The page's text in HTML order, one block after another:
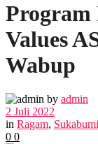
POLITIK
OPINI
Program
Values
Wabup
by admin
2 Juli 2022
in Ragam, Sukabumi
0 0